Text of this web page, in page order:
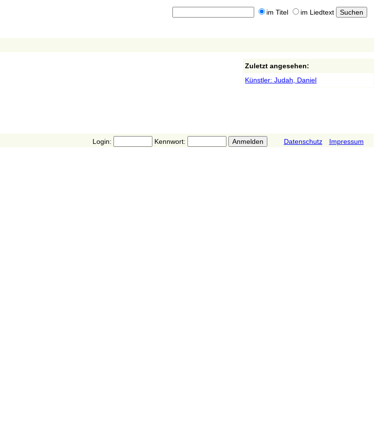
im Titel im Liedtext
Zuletzt angesehen:
Künstler: Judah, Daniel
Login: Kennwort: Datenschutz Impressum